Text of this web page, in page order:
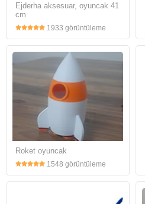
Ejderha aksesuar, oyuncak 41
cm
1933 görüntüleme
Roket oyuncak
1548 görüntüleme